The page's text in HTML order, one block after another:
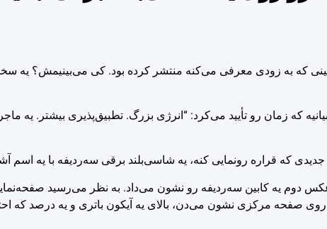
که به زودی معرفی می‌کنه منتشر کرده بود. کی می‌بینیمش؟
جدیدی که قراره رونمایی کنه، یه شاسی‌بلند برقی سه‌ردیفه با یه اسم
دوم یه کابین سه‌ردیفه رو نشون می‌داد. به نظر می‌رسید